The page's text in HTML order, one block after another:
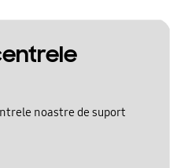
noastre de suport